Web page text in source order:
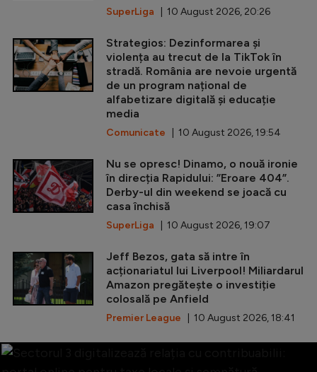
SuperLiga | 10 August 2026, 20:26
Strategios: Dezinformarea și
violența au trecut de la TikTok în
stradă. România are nevoie urgentă
de un program național de
alfabetizare digitală și educație
media
Comunicate | 10 August 2026, 19:54
Nu se opresc! Dinamo, o nouă ironie
în direcția Rapidului: ”Eroare 404”.
Derby-ul din weekend se joacă cu
casa închisă
SuperLiga | 10 August 2026, 19:07
Jeff Bezos, gata să intre în
acționariatul lui Liverpool! Miliardarul
Amazon pregătește o investiție
colosală pe Anfield
Premier League | 10 August 2026, 18:41